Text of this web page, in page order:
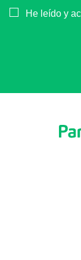
Consentimiento
He leído y